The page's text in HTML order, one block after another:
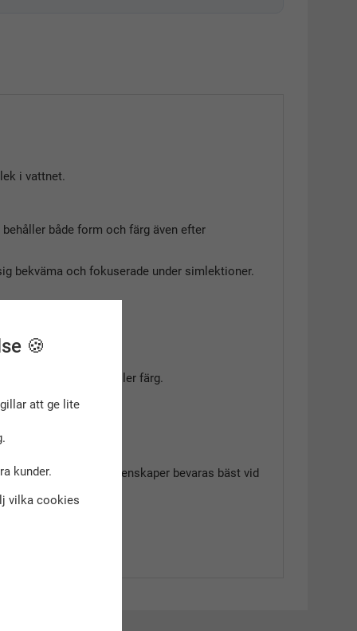
i vattnet.
både form och färg även efter
bekväma och fokuserade under simlektioner.
tappar passform eller färg.
vanliga badshorts.
materialets egenskaper bevaras bäst vid
🍪
att ge lite
kunder.
vilka cookies